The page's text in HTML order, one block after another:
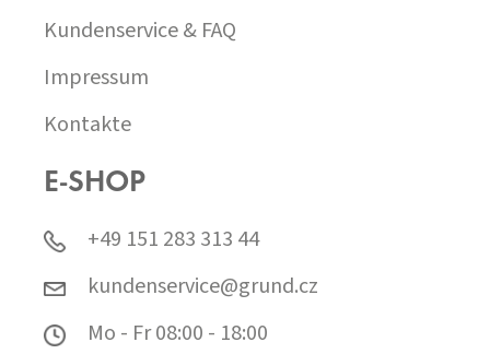
Kundenservice & FAQ
Impressum
Kontakte
E-SHOP
+49 151 283 313 44
kundenservice@grund.cz
Mo - Fr 08:00 - 18:00